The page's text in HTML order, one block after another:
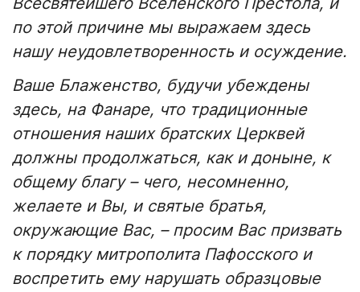
по этой причине мы выражаем здесь
нашу неудовлетворенность и осуждение.
Ваше Блаженство, будучи убеждены
здесь, на Фанаре, что традиционные
отношения наших братских Церквей
должны продолжаться, как и доныне, к
общему благу – чего, несомненно,
желаете и Вы, и святые братья,
окружающие Вас, – просим Вас призвать
к порядку митрополита Пафосского и
воспретить ему нарушать образцовые